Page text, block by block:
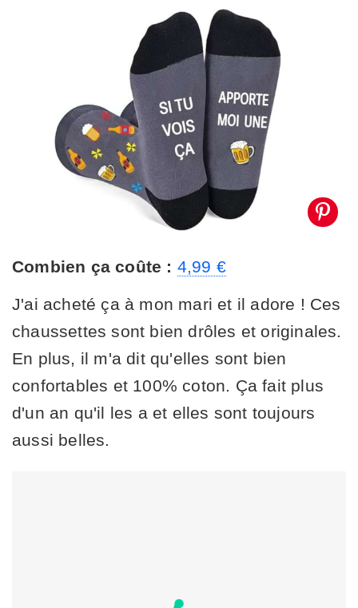
Combien ça coûte : 4,99 €
J'ai acheté ça à mon mari et il adore ! Ces
chaussettes sont bien drôles et originales.
En plus, il m'a dit qu'elles sont bien
confortables et 100% coton. Ça fait plus
d'un an qu'il les a et elles sont toujours
aussi belles.